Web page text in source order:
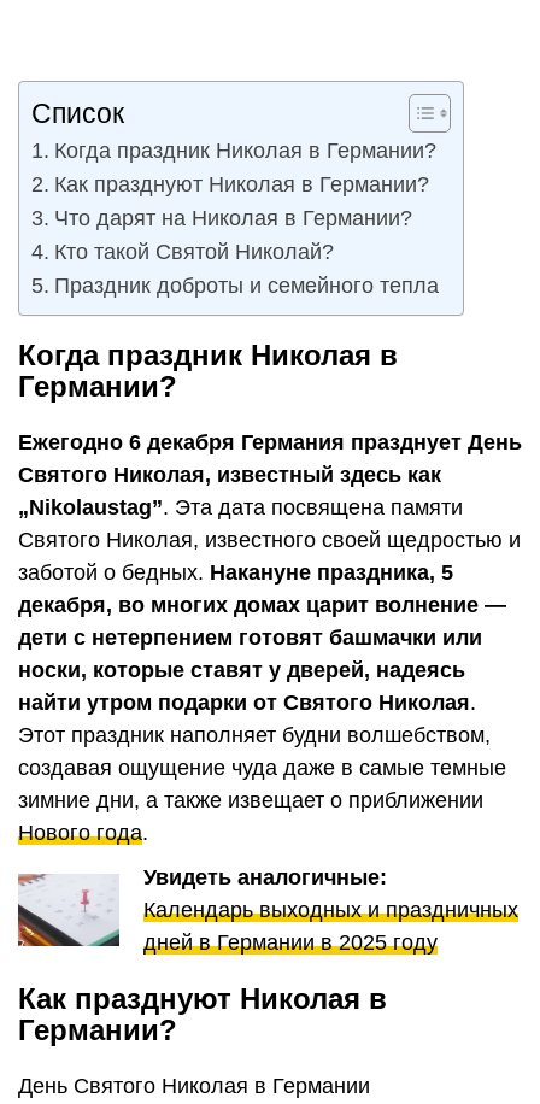
Список
Когда праздник Николая в Германии?
Как празднуют Николая в Германии?
Что дарят на Николая в Германии?
Кто такой Святой Николай?
Праздник доброты и семейного тепла
Когда праздник Николая в
Германии?
Ежегодно 6 декабря Германия празднует День
Святого Николая, известный здесь как
„Nikolaustag”. Эта дата посвящена памяти
Святого Николая, известного своей щедростью и
заботой о бедных. Накануне праздника, 5
декабря, во многих домах царит волнение —
дети с нетерпением готовят башмачки или
носки, которые ставят у дверей, надеясь
найти утром подарки от Святого Николая.
Этот праздник наполняет будни волшебством,
создавая ощущение чуда даже в самые темные
зимние дни, а также извещает о приближении
Нового года.
Увидеть аналогичные:
Календарь выходных и праздничных
дней в Германии в 2025 году
Как празднуют Николая в
Германии?
День Святого Николая в Германии